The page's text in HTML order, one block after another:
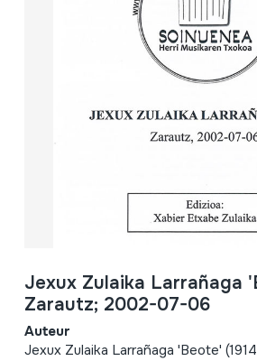
Jexux Zulaika Larrañaga
Zarautz; 2002-07-06
Auteur
Jexux Zulaika Larrañaga 'Beote'